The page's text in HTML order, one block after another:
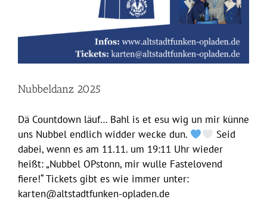
Nubbeldanz 2025
Dä Countdown läuf… Bahl is et esu wig un mir künne
uns Nubbel endlich widder wecke dun.
Seid
dabei, wenn es am 11.11. um 19:11 Uhr wieder
heißt: „Nubbel OPstonn, mir wulle Fastelovend
fiere!“ Tickets gibt es wie immer unter:
karten@altstadtfunken-opladen.de